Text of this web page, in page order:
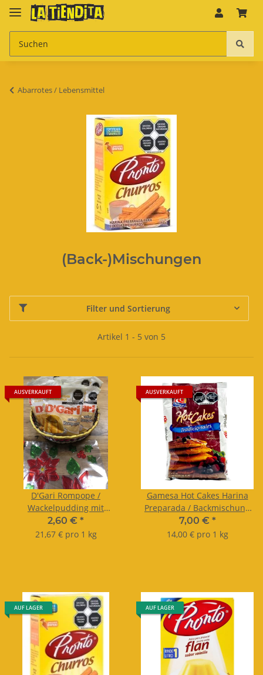
Abarrotes / Lebensmittel
(Back-)Mischungen
Filter und Sortierung
Artikel 1 - 5 von 5
AUSVERKAUFT
D'Gari Rompope /
Wackelpudding mit
Eierlikör-Geschmack 120g
2,60 € *
21,67 € pro 1 kg
AUSVERKAUFT
Gamesa Hot Cakes Harina
Preparada / Backmischung
500g
7,00 € *
14,00 € pro 1 kg
AUF LAGER AUF LAGER